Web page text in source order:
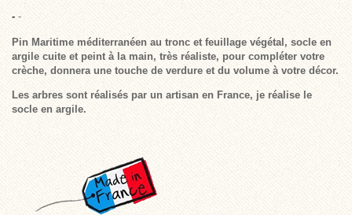
- -
Pin Maritime méditerranéen au tronc et feuillage végétal, socle en
argile cuite et peint à la main, très réaliste, pour compléter votre
crèche, donnera une touche de verdure et du volume à votre décor.
Les arbres sont réalisés par un artisan en France, je réalise le
socle en argile.